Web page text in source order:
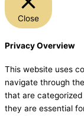
Close
Privacy Overview
This website uses
navigate through
that are
they are essential